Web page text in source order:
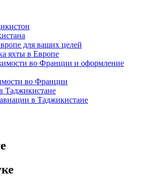
для ваших целей
яхты в Европе
во Франции и оформление
во Франции
Таджикистане
в Таджикистане